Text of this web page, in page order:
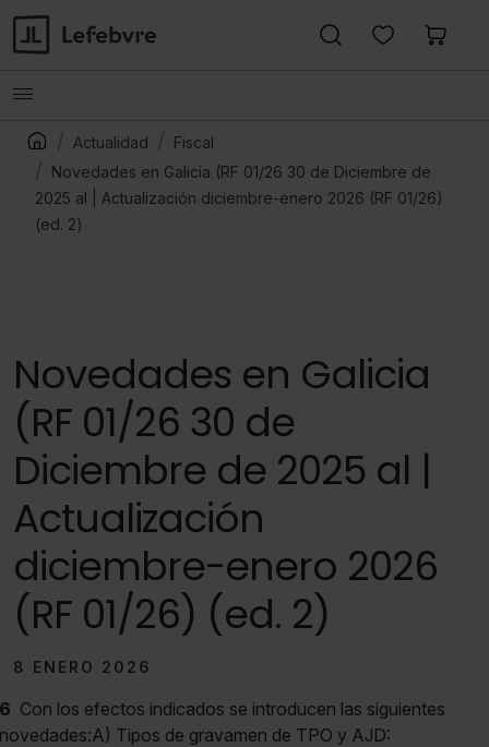
Actualidad
Fiscal
Novedades en Galicia (RF 01/26 30 de Diciembre de
2025 al | Actualización diciembre-enero 2026 (RF 01/26)
(ed. 2)
Novedades en Galicia
(RF 01/26 30 de
Diciembre de 2025 al |
Actualización
diciembre-enero 2026
(RF 01/26) (ed. 2)
8 ENERO 2026
6 Con los efectos indicados se introducen las siguientes
novedades:A) Tipos de gravamen de TPO y AJD: